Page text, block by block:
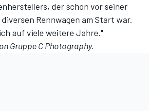
der schon vor seiner
Rennwagen am Start war.
auf viele weitere Jahre."
Gruppe C Photography.